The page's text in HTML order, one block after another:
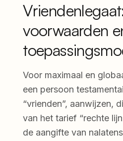
voorwaarden
Voor maximaal en
een persoon
“vrienden”, aanwijzen,
van het tarief “rechte
de aangifte van